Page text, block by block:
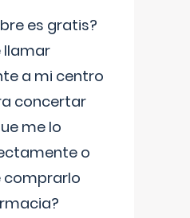
es gratis?
llamar
a mi centro
concertar
me lo
o
comprarlo